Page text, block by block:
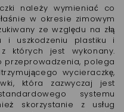
należy wymieniać co
w okresie zimowym
ze względu na złą
i uszkodzeniu plastiku i
których jest wykonany.
polega
wycieraczkę,
która zazwyczaj jest
systemu
skorzystanie z usług